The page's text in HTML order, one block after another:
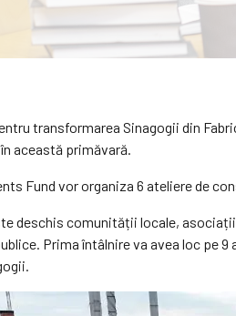
transformarea Sinagogii din
această primăvară.
Fund vor organiza 6 ateliere de
deschis comunității locale,
Prima întâlnire va avea loc pe